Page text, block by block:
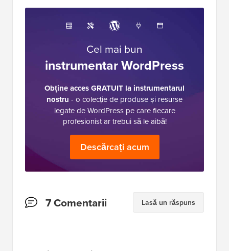
Cel mai bun
instrumentar WordPress
Obține acces GRATUIT la instrumentarul
nostru - o colecție de produse și resurse
legate de WordPress pe care fiecare
profesionist ar trebui să le aibă!
Descărcați acum
Interacțiuni
7 Comentarii Lasă un răspuns